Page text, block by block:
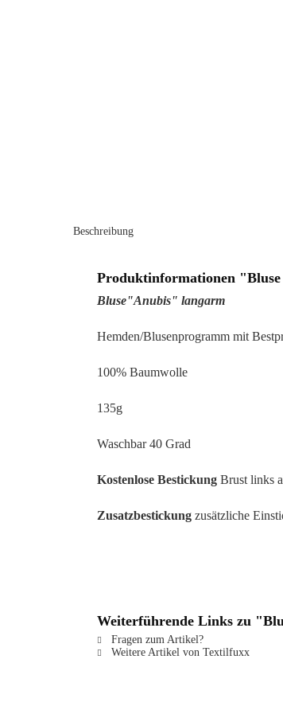
Beschreibung
Produktinformationen
Bluse"Anubis" langarm
Hemden/Blusenprogramm mit
100% Baumwolle
135g
Waschbar 40 Grad
Kostenlose Bestickung Brust links
Zusatzbestickung zusätzliche
Weiterführende Links zu
Fragen zum Artikel?
Weitere Artikel von Textilfuxx